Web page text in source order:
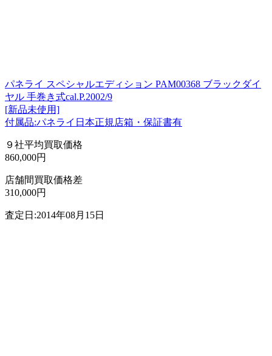
パネライ スペシャルエディション PAM00368 ブラックダイ
ヤル 手巻き式cal.P.2002/9
[新品未使用]
付属品:パネライ日本正規店箱・保証書有
９社平均買取価格
860,000円
店舗間買取価格差
310,000円
査定日:2014年08月15日